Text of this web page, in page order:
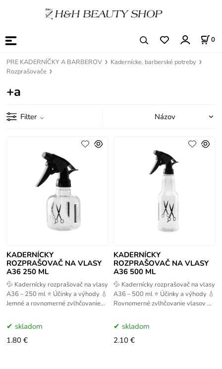
0
PRE KADERNÍČKY A BARBEROV
Kadernícke, barberské potreby
Rozprašovače
+a
Filter
KADERNÍCKY
ROZPRAŠOVAČ NA VLASY
A36 250 ML
💦 Kadernícky rozprašovač na vlasy
A36 – 250 ml ⭐ Účinky a výhody 💧
Jemné a rovnomerné zvlhčovanie
stylingu 🎯
skladom
1.80 €
KADERNÍCKY
ROZPRAŠOVAČ NA VLASY
A36 500 ML
💦 Kadernícky rozprašovač na vlasy
A36 – 500 ml ⭐ Účinky a výhody 💧
Rovnomerné zvlhčovanie vlasov pri
Stabilný a
skladom
2.10 €